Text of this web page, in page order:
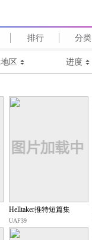
排行 分类
地区 进度
Helltaker推特短篇集
UAF39